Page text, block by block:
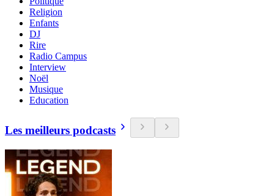
Religion
Enfants
DJ
Rire
Radio Campus
Interview
Noël
Musique
Education
Les meilleurs podcasts